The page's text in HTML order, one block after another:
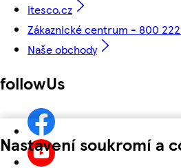
Nastavení soukromí a
itesco.cz
Zákaznické centrum - 800
Naše obchody
followUs